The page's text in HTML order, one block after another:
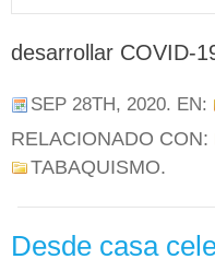
desarrollar COVID-
SEP 28TH, 2020. EN:
RELACIONADO CON:
TABAQUISMO.
Desde casa